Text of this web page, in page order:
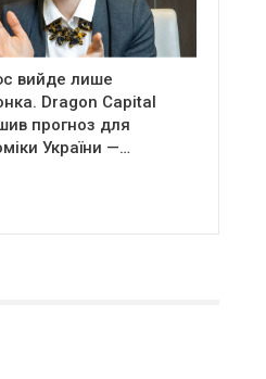
вийде лише
Dragon Capital
прогноз для
України —…